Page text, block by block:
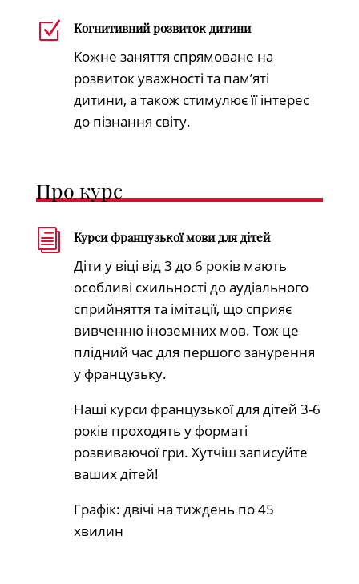
Z Когнитивний розвиток дитини
Кожне заняття спрямоване на
розвиток уважності та пам’яті
дитини, а також стимулює її інтерес
до пізнання світу.
Про курс
i Курси французької мови для дітей
Діти у віці від 3 до 6 років мають
особливі схильності до аудіального
сприйняття та імітації, що сприяє
вивченню іноземних мов. Тож це
плідний час для першого занурення
у французьку.
Наші курси французької для дітей 3-6
років проходять у форматі
розвиваючої гри. Хутчіш записуйте
ваших дітей!
Графік: двічі на тиждень по 45
хвилин